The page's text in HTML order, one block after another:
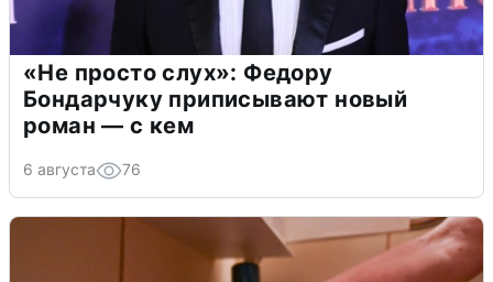
«Не просто слух»: Федору
Бондарчуку приписывают новый
роман — с кем
6 августа 76